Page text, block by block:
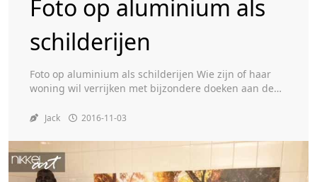
Toggle
Foto op aluminium als
schilderijen
Foto op aluminium als schilderijen Wie zijn of haar
woning wil verrijken met bijzondere doeken aan de
winkel gaan om bijzondere schilderijen aan te
jouw woning een bepaalde sfeer en laat je gasten in
jouw woning meteen zien […]
Jack 2016-11-03